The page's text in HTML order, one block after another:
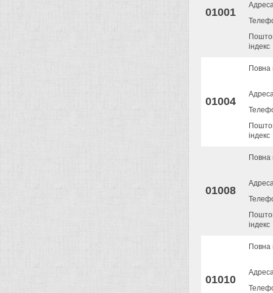
01001
індекс
01004
Повна
індекс
01008
Повна
індекс
01010
Повна